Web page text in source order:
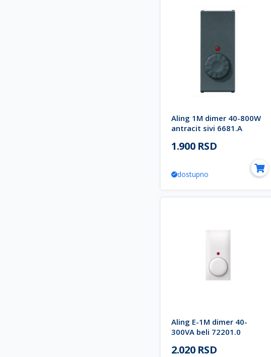
Aling 1M dimer 40-800W
antracit sivi 6681.A
1.900 RSD
dostupno
Aling E-1M dimer 40-
300VA beli 72201.0
2.020 RSD